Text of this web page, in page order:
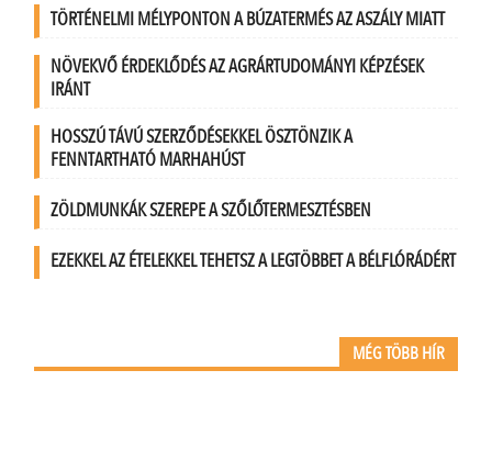
TÖRTÉNELMI MÉLYPONTON A BÚZATERMÉS AZ ASZÁLY MIATT
NÖVEKVŐ ÉRDEKLŐDÉS AZ AGRÁRTUDOMÁNYI KÉPZÉSEK
IRÁNT
HOSSZÚ TÁVÚ SZERZŐDÉSEKKEL ÖSZTÖNZIK A
FENNTARTHATÓ MARHAHÚST
ZÖLDMUNKÁK SZEREPE A SZŐLŐTERMESZTÉSBEN
EZEKKEL AZ ÉTELEKKEL TEHETSZ A LEGTÖBBET A BÉLFLÓRÁDÉRT
MÉG TÖBB HÍR